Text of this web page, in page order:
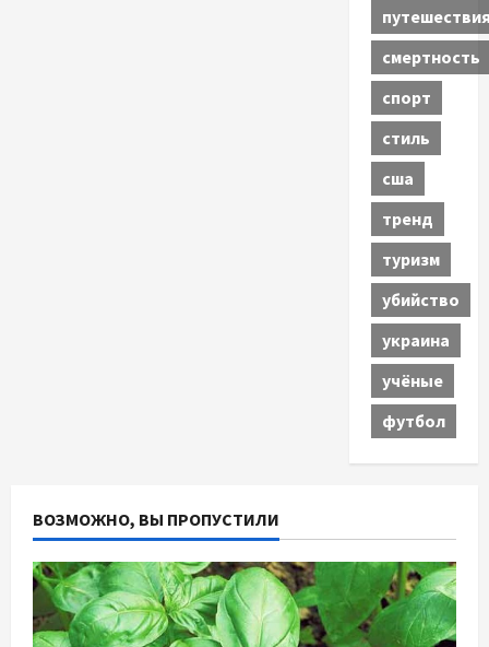
смертность
спорт
стиль
сша
тренд
туризм
убийство
украина
учёные
футбол
ВОЗМОЖНО, ВЫ ПРОПУСТИЛИ